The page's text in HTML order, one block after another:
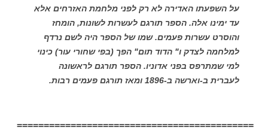
על השפעתו האדירה לא רק לפני מלחמת האזרחים אלא
עד ימינו אלה. הספר תורגם לעשרות לשונות, הומחז
והוסרט עשרות פעמים. שמו של הספר היה לשם נרדף
למלחמה לצדק ו" הדוד תום" הפך (בפי שחורי עור) כינוי
למי שמתרפס בפני אדוניו. הספר תורגם לראשונה
לעברית ב-וארשה ב-1896 ומאז תורגם פעמים רבות.
============================================